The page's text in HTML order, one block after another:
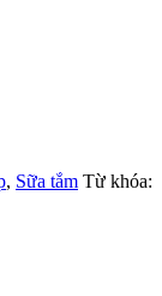
, Sữa tắm Từ khóa: